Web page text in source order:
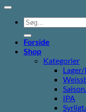
Søg
efter:
Forside
Shop
Kategorier
IPA